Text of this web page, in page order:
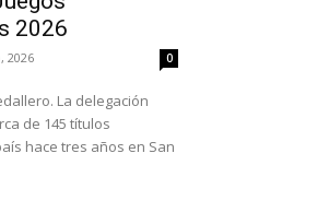
2026
2026 0
de 145 títulos
hace tres años en San